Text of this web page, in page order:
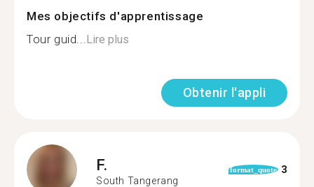
Mes objectifs d'apprentissage
Tour guid...Lire plus
Obtenir l'appli
F.
South Tangerang
format_quote 3